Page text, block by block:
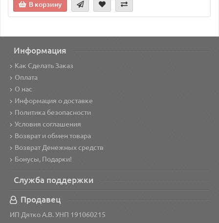
В корзину
Информация
Как Сделать Заказ
Оплата
О нас
Информация о доставке
Политика безопасности
Условия соглашения
Возврат и обмен товара
Возврат Денежных средств
Бонусы, Подарки!
Служба поддержки
Продавец
ИП Дятко А.В. УНП 191060215